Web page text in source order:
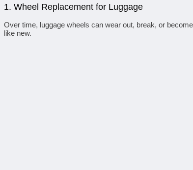
1. Wheel Replacement for Luggage
Over time, luggage wheels can wear out, break, or
like new.